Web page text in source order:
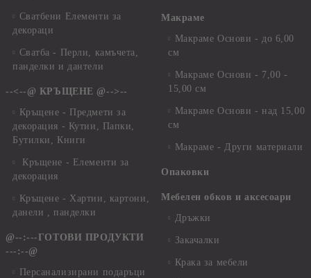
Сватбени Елементи за
декораци
Сватба - Перли, камъчета,
панделки и дантели
--<--@ КРЪЩЕНЕ @-->--
Кръщене - Предмети за
декорация - Кутии, Папки,
Бутилки, Книги
Кръщене - Елементи за
декорация
Кръщене - Хартии, картони,
данели , панделки
@--:---ГОТОВИ ПРОДУКТИ
---:--@
Персанализирани подаръци
Макраме
Макраме Основи - до 6,00
см
Макраме Основи - 7,00 -
15,00 см
Макраме Основи - над 15,00
см
Макраме - Други материали
Опаковки
Мебелен обков и аксесоари
Дръжки
Закачалки
Крака за мебели